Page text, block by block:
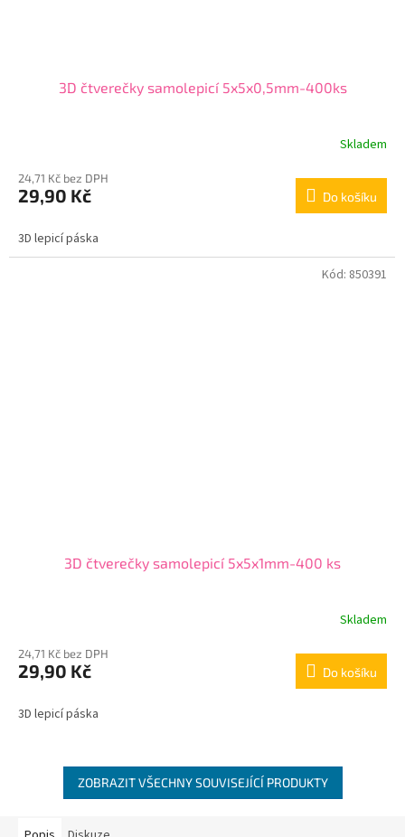
3D čtverečky samolepicí 5x5x0,5mm-400ks
Skladem
24,71 Kč bez DPH
29,90 Kč Do košíku
3D lepicí páska
3D čtverečky samolepicí 5x5x1mm-400 ks
Skladem
24,71 Kč bez DPH
29,90 Kč Do košíku
3D lepicí páska
Kód: 850391
ZOBRAZIT VŠECHNY SOUVISEJÍCÍ PRODUKTY